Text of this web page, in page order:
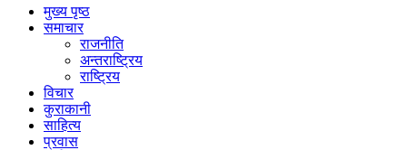
मुख्य पृष्ठ
समाचार
राजनीति
अन्तराष्ट्रिय
राष्ट्रिय
विचार
कुराकानी
साहित्य
प्रवास